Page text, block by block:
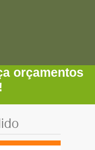
orçamentos